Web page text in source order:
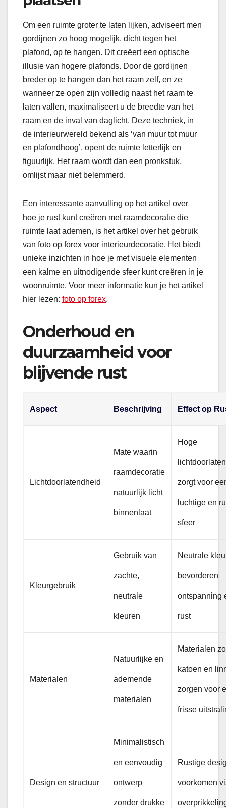
Om een ruimte groter te laten lijken, adviseert men
gordijnen zo hoog mogelijk, dicht tegen het
plafond, op te hangen. Dit creëert een optische
illusie van hogere plafonds. Door de gordijnen
breder op te hangen dan het raam zelf, en ze
wanneer ze open zijn volledig naast het raam te
laten vallen, maximaliseert u de breedte van het
raam en de inval van daglicht. Deze techniek, in
de interieurwereld bekend als ‘van muur tot muur
en plafondhoog’, opent de ruimte letterlijk en
figuurlijk. Het raam wordt dan een pronkstuk,
omlijst maar niet belemmerd.
Een interessante aanvulling op het artikel over
hoe je rust kunt creëren met raamdecoratie die
ruimte laat ademen, is het artikel over het gebruik
van foto op forex voor interieurdecoratie. Het biedt
unieke inzichten in hoe je met visuele elementen
een kalme en uitnodigende sfeer kunt creëren in je
woonruimte. Voor meer informatie kun je het artikel
hier lezen: foto op forex.
Onderhoud en
duurzaamheid voor
blijvende rust
Aspect Beschrijving Effect op
Lichtdoorlatendheid
Mate waarin
raamdecoratie
natuurlijk licht
binnenlaat
Hoge
zorgt voor
luchtige en
sfeer
Kleurgebruik
Gebruik van
zachte,
neutrale
kleuren
Neutrale
bevorderen
ontspanning
rust
Materialen
Natuurlijke en
ademende
materialen
Materialen
katoen en
zorgen voor
frisse
Design en structuur
Minimalistisch
en eenvoudig
ontwerp
zonder drukke
Rustige
voorkomen